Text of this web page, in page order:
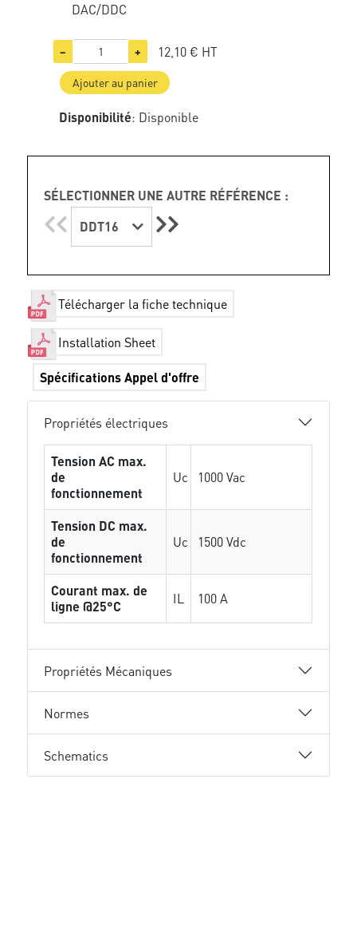
DAC/DDC
− + 12,10 € HT
Ajouter au panier
Disponibilité: Disponible
SÉLECTIONNER UNE AUTRE RÉFÉRENCE :
DDT16
Télécharger la fiche technique
Installation Sheet
Spécifications Appel d'offre
Propriétés électriques
Tension AC max.
de
fonctionnement
Uc 1000 Vac
Tension DC max.
de
fonctionnement
Uc 1500 Vdc
Courant max. de
ligne @25°C
IL 100 A
Propriétés Mécaniques
Normes
Schematics